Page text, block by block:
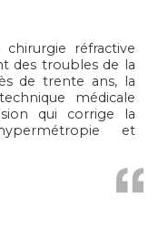
réfractive
des troubles de la
de trente ans, la
médicale
qui corrige la
et